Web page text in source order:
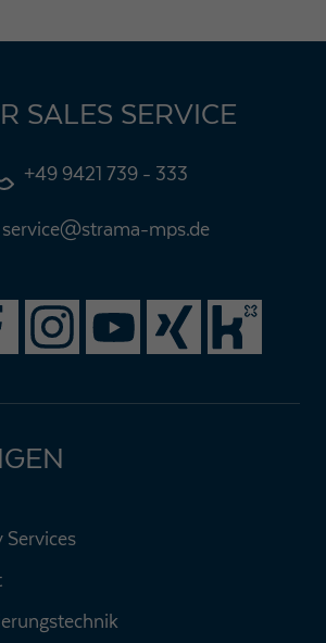
SALES SERVICE
+49 9421 739 - 333
service@strama-mps.de
Services